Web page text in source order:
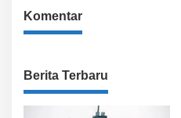
Komentar
Berita Terbaru